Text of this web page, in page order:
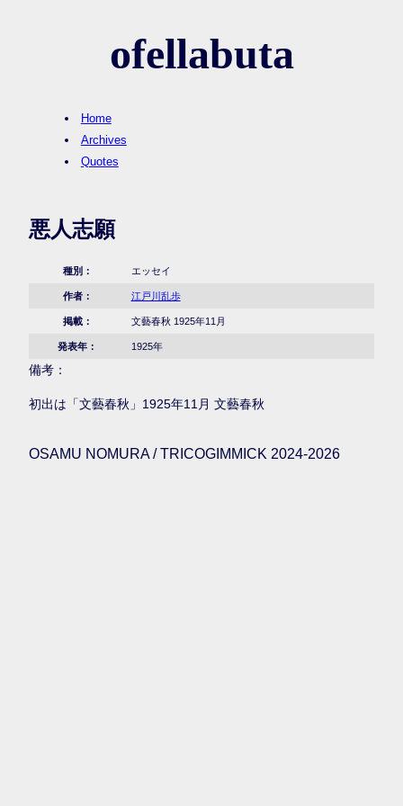
ofellabuta
Home
Archives
Quotes
悪人志願
種別： エッセイ
作者： 江戸川乱歩
掲載： 文藝春秋 1925年11月
発表年： 1925年
備考：
初出は「文藝春秋」1925年11月 文藝春秋
OSAMU NOMURA / TRICOGIMMICK 2024-2026